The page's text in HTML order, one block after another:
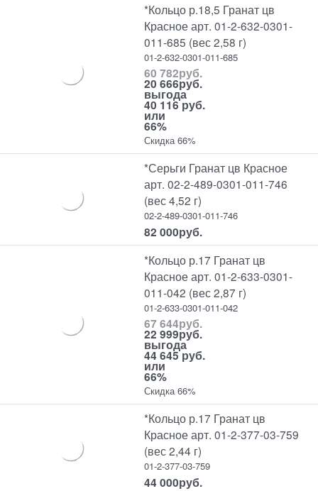
*Кольцо р.18,5 Гранат цв
Красное арт. 01-2-632-0301-
011-685 (вес 2,58 г)
01-2-632-0301-011-685
60 782руб.
20 666руб.
выгода
40 116 руб.
или
66%
Скидка 66%
*Серьги Гранат цв Красное
арт. 02-2-489-0301-011-746
(вес 4,52 г)
02-2-489-0301-011-746
82 000руб.
*Кольцо р.17 Гранат цв
Красное арт. 01-2-633-0301-
011-042 (вес 2,87 г)
01-2-633-0301-011-042
67 644руб.
22 999руб.
выгода
44 645 руб.
или
66%
Скидка 66%
*Кольцо р.17 Гранат цв
Красное арт. 01-2-377-03-759
(вес 2,44 г)
01-2-377-03-759
44 000руб.